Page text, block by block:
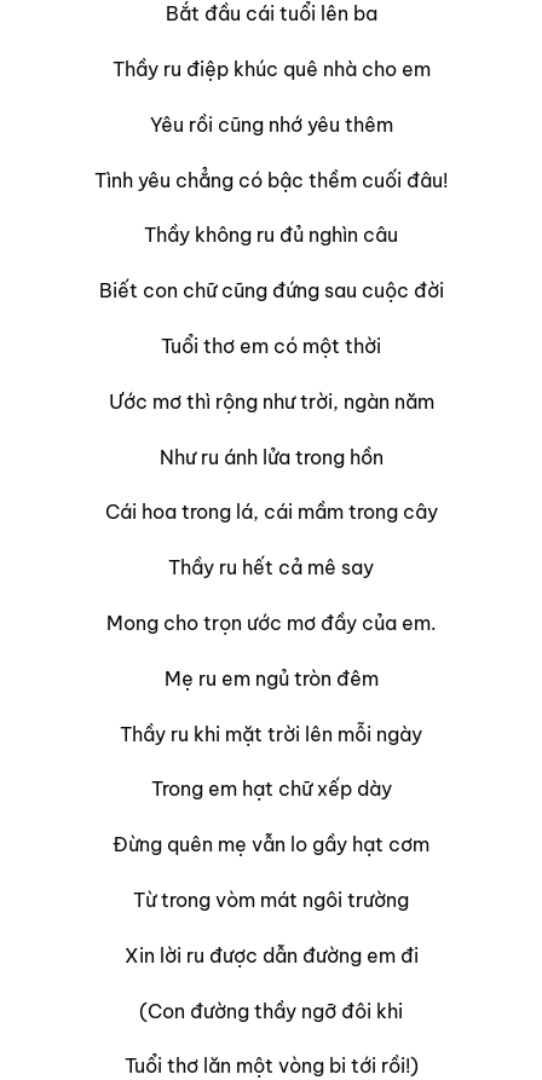
Bắt đầu cái tuổi lên ba
Thầy ru điệp khúc quê nhà cho em
Yêu rồi cũng nhớ yêu thêm
Tình yêu chẳng có bậc thềm cuối đâu!
Thầy không ru đủ nghìn câu
Biết con chữ cũng đứng sau cuộc đời
Tuổi thơ em có một thời
Ước mơ thì rộng như trời, ngàn năm
Như ru ánh lửa trong hồn
Cái hoa trong lá, cái mầm trong cây
Thầy ru hết cả mê say
Mong cho trọn ước mơ đầy của em.
Mẹ ru em ngủ tròn đêm
Thầy ru khi mặt trời lên mỗi ngày
Trong em hạt chữ xếp dày
Đừng quên mẹ vẫn lo gầy hạt cơm
Từ trong vòm mát ngôi trường
Xin lời ru được dẫn đường em đi
(Con đường thầy ngỡ đôi khi
Tuổi thơ lăn một vòng bi tới rồi!)